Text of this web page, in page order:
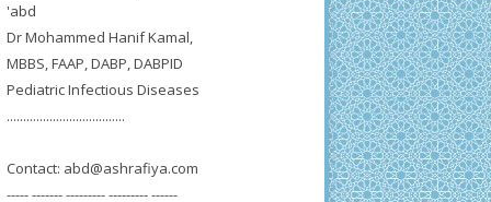
'abd
Dr Mohammed Hanif Kamal,
MBBS, FAAP, DABP, DABPID
Pediatric Infectious Diseases
....................................
Contact: abd@ashrafiya.com
----- ------- --------- --------- ------